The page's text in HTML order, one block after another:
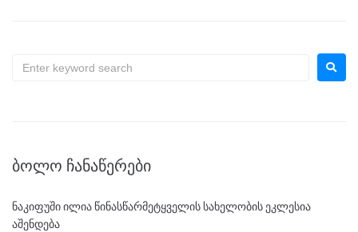
ᲑᲝᲚᲝ ᲩᲐᲜᲐᲬᲔᲠᲔᲑᲘ
ნაკიფუში ილია წინასწარმეტყველის სახელობის ეკლესია
აშენდება